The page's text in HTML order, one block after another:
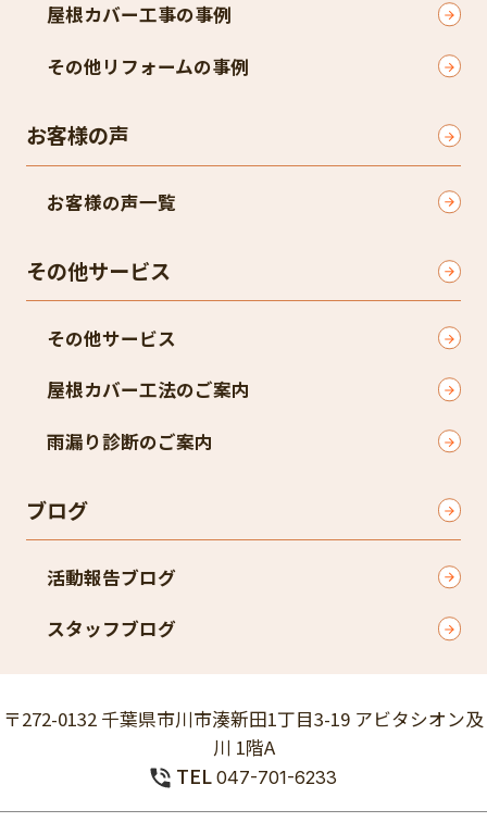
屋根カバー工事の事例
その他リフォームの事例
お客様の声
お客様の声一覧
その他サービス
その他サービス
屋根カバー工法のご案内
雨漏り診断のご案内
ブログ
活動報告ブログ
スタッフブログ
〒272-0132 千葉県市川市湊新田1丁目3-19 アビタシオン及
川 1階A
TEL 047-701-6233